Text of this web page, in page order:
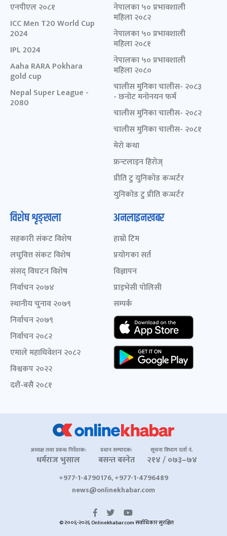
एनपीएल २०८१
ICC Men T20 World Cup
2024
IPL 2024
Aaha RARA Pokhara
gold cup
Nepal Super League -
2080
नेपालका ५० प्रभावशाली
महिला २०८२
नेपालका ५० प्रभावशाली
महिला २०८१
नेपालका ५० प्रभावशाली
महिला २०८०
चालीस मुनिका चालीस- २०८३
- छनोट मनोनयन फर्म
चालीस मुनिका चालीस- २०८२
चालीस मुनिका चालीस- २०८१
मेरो कथा
फ्रन्टलाइन हिरोज्
प्रीति टु युनिकोड कन्भर्टर
युनिकोड टु प्रीति कन्भर्टर
विशेष शृङ्खला
सहकारी संकट विशेष
लघुवित्त संकट विशेष
संसद् विघटन विशेष
निर्वाचन २०७४
स्थानीय चुनाव २०७९
निर्वाचन २०७९
निर्वाचन २०८२
एमाले महाधिवेशन २०८२
विश्वकप २०२२
दशैं-बसैं २०८१
अनलाइनखबर
हाम्रो टिम
प्रयोगका सर्त
विज्ञापन
प्राइभेसी पोलिसी
सम्पर्क
अध्यक्ष तथा प्रबन्ध निर्देशक:
धर्मराज भुसाल
प्रधान सम्पादक:
बसन्त बस्नेत
सूचना विभाग दर्ता नं.
२१४ / ०७३–७४
+977-1-4790176, +977-1-4796489
news@onlinekhabar.com
© २००६-२०२६ Onlinekhabar.com सर्वाधिकार सुरक्षित